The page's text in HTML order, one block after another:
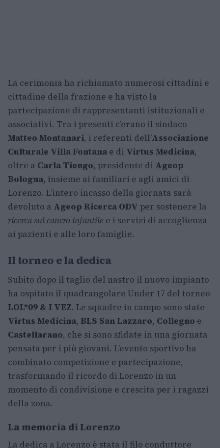
La cerimonia ha richiamato numerosi cittadini e
cittadine della frazione e ha visto la
partecipazione di rappresentanti istituzionali e
associativi. Tra i presenti c’erano il sindaco
Matteo Montanari, i referenti dell’Associazione
Culturale Villa Fontana e di Virtus Medicina,
oltre a Carla Tiengo, presidente di Ageop
Bologna, insieme ai familiari e agli amici di
Lorenzo. L’intero incasso della giornata sarà
devoluto a Ageop Ricerca ODV per sostenere la
ricerca sul cancro infantile e i servizi di accoglienza
ai pazienti e alle loro famiglie.
Il torneo e la dedica
Subito dopo il taglio del nastro il nuovo impianto
ha ospitato il quadrangolare Under 17 del torneo
LOL*09 & I VEZ. Le squadre in campo sono state
Virtus Medicina, BLS San Lazzaro, Collegno e
Castellarano, che si sono sfidate in una giornata
pensata per i più giovani. L’evento sportivo ha
combinato competizione e partecipazione,
trasformando il ricordo di Lorenzo in un
momento di condivisione e crescita per i ragazzi
della zona.
La memoria di Lorenzo
La dedica a Lorenzo è stata il filo conduttore